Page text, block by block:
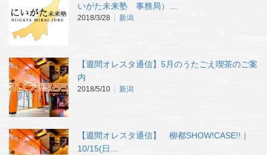
いがた未来塾 事務局）…
2018/3/28 新潟
【週間オレスタ通信】5月のうたごえ喫茶のご案
内
2018/5/10 新潟
【週間オレスタ通信】 柳都SHOW!CASE!!｜
10/15(日…